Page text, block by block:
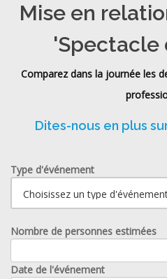
Mise en
'Spectacle
Comparez dans la journée les
Dites-nous en plus
Type d'événement
Nombre de personnes estimées
Date de l'événement